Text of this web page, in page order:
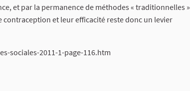
et par la permanence de méthodes « traditionnelles »
et leur efficacité reste donc un levier
sociales-2011-1-page-116.htm